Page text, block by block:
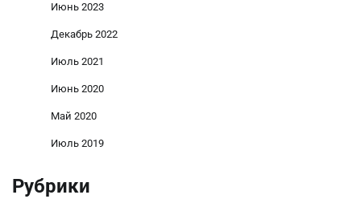
Июнь 2023
Декабрь 2022
Июль 2021
Июнь 2020
Май 2020
Июль 2019
Рубрики